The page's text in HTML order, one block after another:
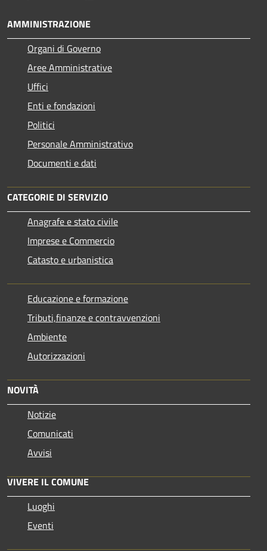
AMMINISTRAZIONE
Organi di Governo
Aree Amministrative
Uffici
Enti e fondazioni
Politici
Personale Amministrativo
Documenti e dati
CATEGORIE DI SERVIZIO
Anagrafe e stato civile
Imprese e Commercio
Catasto e urbanistica
Educazione e formazione
Tributi,finanze e contravvenzioni
Ambiente
Autorizzazioni
NOVITÀ
Notizie
Comunicati
Avvisi
VIVERE IL COMUNE
Luoghi
Eventi